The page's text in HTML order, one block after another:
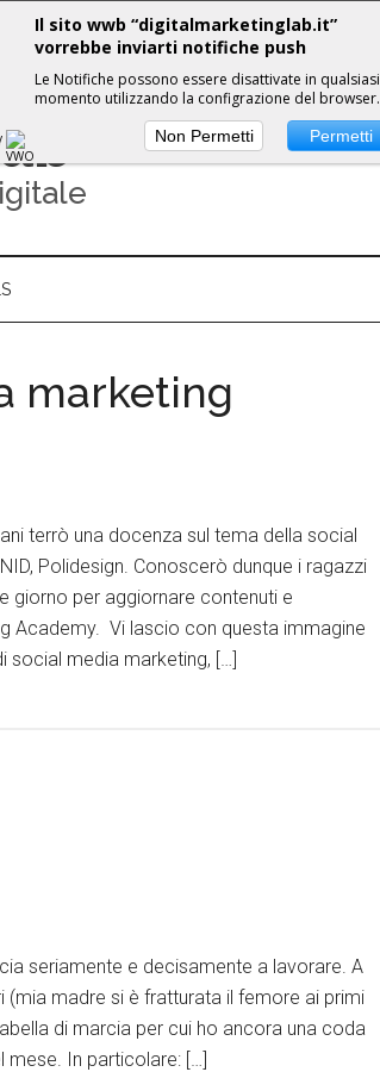
PROPULSE WORKSHOPS
marketing
terrò una docenza sul tema della social
Polidesign. Conoscerò dunque i ragazzi
giorno per aggiornare contenuti e
Academy. Vi lascio con questa immagine
social media marketing, […]
seriamente e decisamente a lavorare. A
(mia madre si è fratturata il femore ai primi
di marcia per cui ho ancora una coda
mese. In particolare: […]
Il sito wwb “digitalmarketinglab.it”
vorrebbe inviarti notifiche push
Le Notifiche possono essere disattivate in qualsiasi
momento utilizzando la configrazione del browser.
Non Permetti Permetti